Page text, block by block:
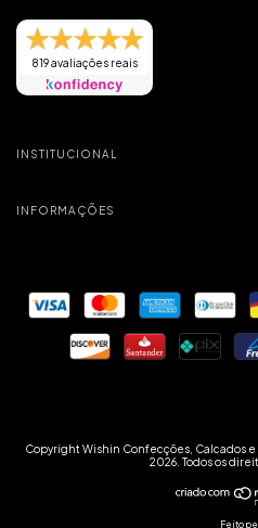
819 avaliações reais
INSTITUCIONAL
INFORMAÇÕES
Copyright Wishin Confecções, Calcados
2026. Todos os
Feito